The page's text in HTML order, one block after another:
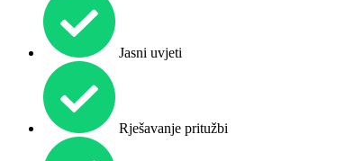
Jasni uvjeti
Rješavanje pritužbi